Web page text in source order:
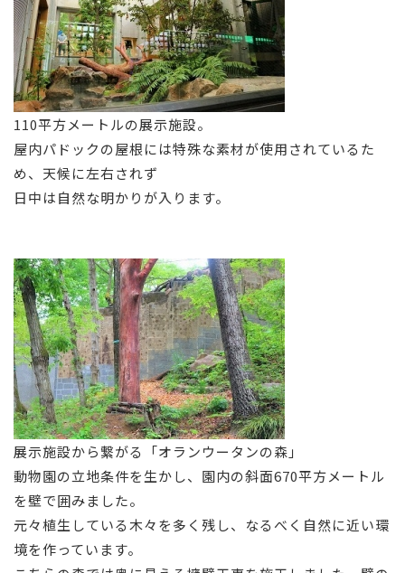
110平方メートルの展示施設。
屋内パドックの屋根には特殊な素材が使用されているた
め、天候に左右されず
日中は自然な明かりが入ります。
展示施設から繋がる「オランウータンの森」
動物園の立地条件を生かし、園内の斜面670平方メートル
を壁で囲みました。
元々植生している木々を多く残し、なるべく自然に近い環
境を作っています。